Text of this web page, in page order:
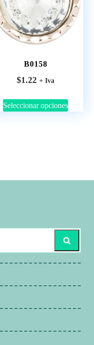
B0158
$1.22 + Iva
Seleccionar opciones